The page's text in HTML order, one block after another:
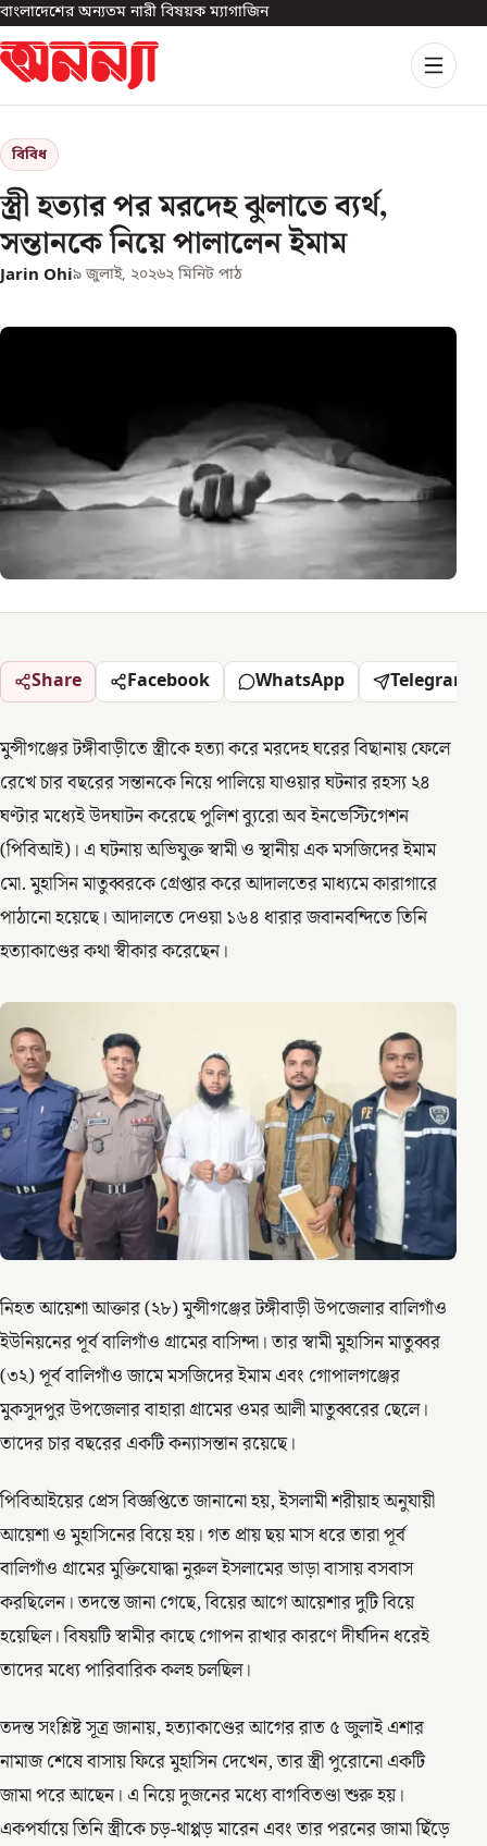
বাংলাদেশের অন্যতম নারী বিষয়ক ম্যাগাজিন
বিবিধ
স্ত্রী হত্যার পর মরদেহ ঝুলাতে ব্যর্থ,
সন্তানকে নিয়ে পালালেন ইমাম
Jarin Ohi৯ জুলাই, ২০২৬২ মিনিট পাঠ
Share Facebook WhatsApp Telegram
মুন্সীগঞ্জের টঙ্গীবাড়ীতে স্ত্রীকে হত্যা করে মরদেহ ঘরের বিছানায় ফেলে
রেখে চার বছরের সন্তানকে নিয়ে পালিয়ে যাওয়ার ঘটনার রহস্য ২৪
ঘণ্টার মধ্যেই উদঘাটন করেছে পুলিশ ব্যুরো অব ইনভেস্টিগেশন
(পিবিআই)। এ ঘটনায় অভিযুক্ত স্বামী ও স্থানীয় এক মসজিদের ইমাম
মো. মুহাসিন মাতুব্বরকে গ্রেপ্তার করে আদালতের মাধ্যমে কারাগারে
পাঠানো হয়েছে। আদালতে দেওয়া ১৬৪ ধারার জবানবন্দিতে তিনি
হত্যাকাণ্ডের কথা স্বীকার করেছেন।
নিহত আয়েশা আক্তার (২৮) মুন্সীগঞ্জের টঙ্গীবাড়ী উপজেলার বালিগাঁও
ইউনিয়নের পূর্ব বালিগাঁও গ্রামের বাসিন্দা। তার স্বামী মুহাসিন মাতুব্বর
(৩২) পূর্ব বালিগাঁও জামে মসজিদের ইমাম এবং গোপালগঞ্জের
মুকসুদপুর উপজেলার বাহারা গ্রামের ওমর আলী মাতুব্বরের ছেলে।
তাদের চার বছরের একটি কন্যাসন্তান রয়েছে।
পিবিআইয়ের প্রেস বিজ্ঞপ্তিতে জানানো হয়, ইসলামী শরীয়াহ অনুযায়ী
আয়েশা ও মুহাসিনের বিয়ে হয়। গত প্রায় ছয় মাস ধরে তারা পূর্ব
বালিগাঁও গ্রামের মুক্তিযোদ্ধা নুরুল ইসলামের ভাড়া বাসায় বসবাস
করছিলেন। তদন্তে জানা গেছে, বিয়ের আগে আয়েশার দুটি বিয়ে
হয়েছিল। বিষয়টি স্বামীর কাছে গোপন রাখার কারণে দীর্ঘদিন ধরেই
তাদের মধ্যে পারিবারিক কলহ চলছিল।
তদন্ত সংশ্লিষ্ট সূত্র জানায়, হত্যাকাণ্ডের আগের রাত ৫ জুলাই এশার
নামাজ শেষে বাসায় ফিরে মুহাসিন দেখেন, তার স্ত্রী পুরোনো একটি
জামা পরে আছেন। এ নিয়ে দুজনের মধ্যে বাগবিতণ্ডা শুরু হয়।
একপর্যায়ে তিনি স্ত্রীকে চড়-থাপ্পড় মারেন এবং তার পরনের জামা ছিঁড়ে